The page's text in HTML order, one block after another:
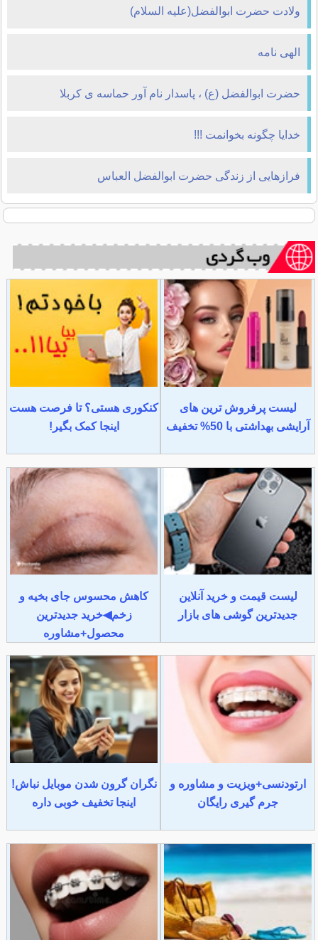
ولادت حضرت ابوالفضل(عليه السلام)
الهی نامه
حضرت ابوالفضل (ع) ، پاسدار نام آور حماسه ی کربلا
خدایا چگونه بخوانمت !!!
فرازهایی از زندگی حضرت ابوالفضل العباس
لیست پرفروش ترین های
آرایشی بهداشتی با 50% تخفیف
کنکوری هستی؟ تا فرصت هست
اینجا کمک بگیر!
لیست قیمت و خرید آنلاین
جدیدترین گوشی های بازار
کاهش محسوس جای بخیه و
زخم◀خرید جدیدترین
محصول+مشاوره
ارتودنسی+ویزیت و مشاوره و
جرم گیری رایگان
نگران گرون شدن موبایل نباش!
اینجا تخفیف خوبی داره